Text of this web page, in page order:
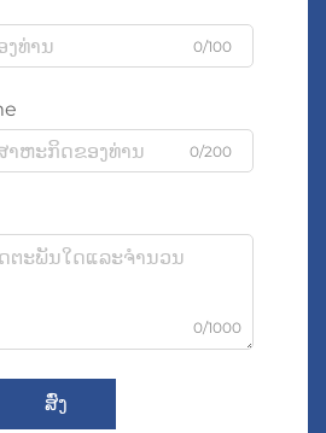
0/100
0/200
0/1000
ສົ່ງ